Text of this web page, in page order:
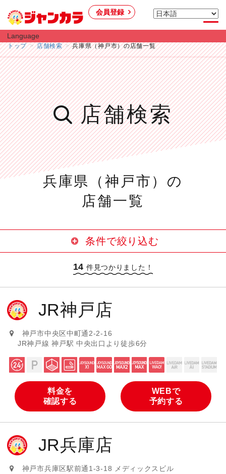
会員登録
Language
トップ 店舗検索 兵庫県（神戸市）の店舗一覧
店舗検索
兵庫県（神戸市）の
店舗一覧
条件で絞り込む
駐車場サービスあり
大部屋あり 喫煙ブースあり
設置カラオケ機種
JOYSOUND X1（最新導入機種）
高音質）
JOYSOUND MAX2（曲数豊富・高
音質）
JOYSOUND MAX（曲数豊富）
LIVE DAM WAO! LIVE DAM AiR
LIVE DAM Ai LIVE DAM STADIUM
14 件見つかりました！
JR神戸店
神戸市中央区中町通2-2-16
JR神戸線 神戸駅 中央出口より徒歩6分
料金を
確認する
WEBで
予約する
JR兵庫店
神戸市兵庫区駅前通1-3-18 メディックスビル